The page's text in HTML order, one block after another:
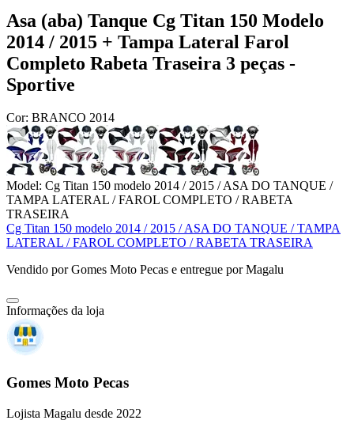
Asa (aba) Tanque Cg Titan 150 Modelo
2014 / 2015 + Tampa Lateral Farol
Completo Rabeta Traseira 3 peças -
Sportive
Cor: BRANCO 2014
Model: Cg Titan 150 modelo 2014 / 2015 / ASA DO TANQUE /
TAMPA LATERAL / FAROL COMPLETO / RABETA
TRASEIRA
Cg Titan 150 modelo 2014 / 2015 / ASA DO TANQUE / TAMPA
LATERAL / FAROL COMPLETO / RABETA TRASEIRA
Vendido porGomes Moto Pecas e entregue por Magalu
Informações da loja
Gomes Moto Pecas
Lojista Magalu desde 2022